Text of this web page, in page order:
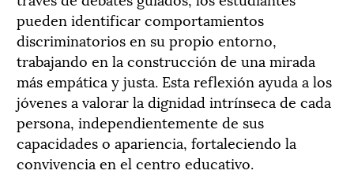
pueden identificar comportamientos
discriminatorios en su propio entorno,
trabajando en la construcción de una mirada
más empática y justa. Esta reflexión ayuda a los
jóvenes a valorar la dignidad intrínseca de cada
persona, independientemente de sus
capacidades o apariencia, fortaleciendo la
convivencia en el centro educativo.